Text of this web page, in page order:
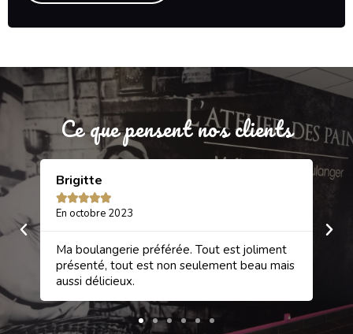
Ce que pensent nos clients
Brigitte

En octobre 2023
Ma boulangerie préférée. Tout est joliment
présenté, tout est non seulement beau mais
aussi délicieux.